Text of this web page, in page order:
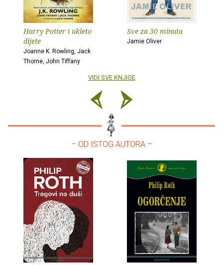
Harry Potter i ukleto
dijete
Joanne K. Rowling, Jack
Thorne, John Tiffany
Sve za 30 minuta
Jamie Oliver
VIDI SVE KNJIGE
– OD ISTOG AUTORA –